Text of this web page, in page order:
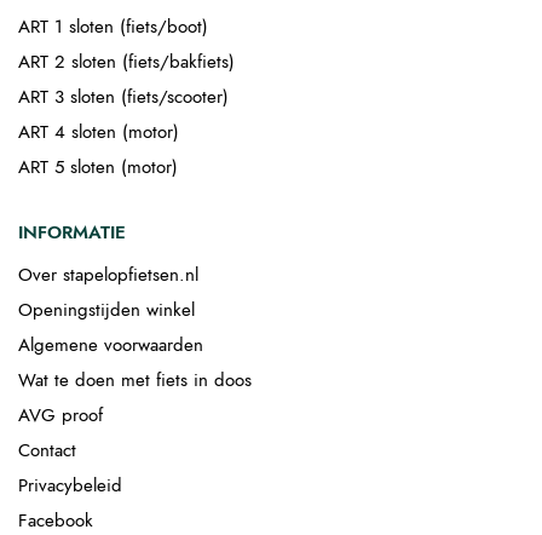
ART 1 sloten (fiets/boot)
ART 2 sloten (fiets/bakfiets)
ART 3 sloten (fiets/scooter)
ART 4 sloten (motor)
ART 5 sloten (motor)
INFORMATIE
Over stapelopfietsen.nl
Openingstijden winkel
Algemene voorwaarden
Wat te doen met fiets in doos
AVG proof
Contact
Privacybeleid
Facebook